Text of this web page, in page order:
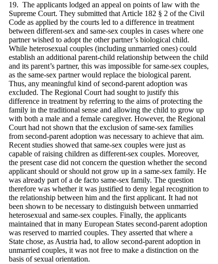
19. The applicants lodged an appeal on points of law with the
Supreme Court. They submitted that Article 182 § 2 of the Civil
Code as applied by the courts led to a difference in treatment
between different-sex and same‑sex couples in cases where one
partner wished to adopt the other partner’s biological child.
While heterosexual couples (including unmarried ones) could
establish an additional parent-child relationship between the child
and its parent’s partner, this was impossible for same-sex couples,
as the same-sex partner would replace the biological parent.
Thus, any meaningful kind of second-parent adoption was
excluded. The Regional Court had sought to justify this
difference in treatment by referring to the aims of protecting the
family in the traditional sense and allowing the child to grow up
with both a male and a female caregiver. However, the Regional
Court had not shown that the exclusion of same-sex families
from second‑parent adoption was necessary to achieve that aim.
Recent studies showed that same-sex couples were just as
capable of raising children as different-sex couples. Moreover,
the present case did not concern the question whether the second
applicant should or should not grow up in a same-sex family. He
was already part of a de facto same-sex family. The question
therefore was whether it was justified to deny legal recognition to
the relationship between him and the first applicant. It had not
been shown to be necessary to distinguish between unmarried
heterosexual and same‑sex couples. Finally, the applicants
maintained that in many European States second-parent adoption
was reserved to married couples. They asserted that where a
State chose, as Austria had, to allow second-parent adoption in
unmarried couples, it was not free to make a distinction on the
basis of sexual orientation.